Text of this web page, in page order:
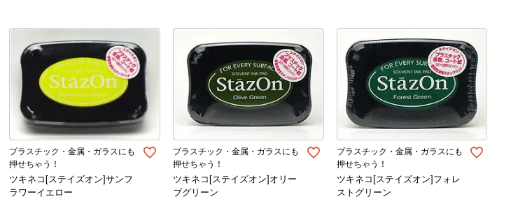
プラスチック・金属・ガラスにも
押せちゃう！
ツキネコ[ステイズオン]サンフ
ラワーイエロー
プラスチック・金属・ガラスにも
押せちゃう！
ツキネコ[ステイズオン]オリー
ブグリーン
プラスチック・金属・ガラスにも
押せちゃう！
ツキネコ[ステイズオン]フォレ
ストグリーン